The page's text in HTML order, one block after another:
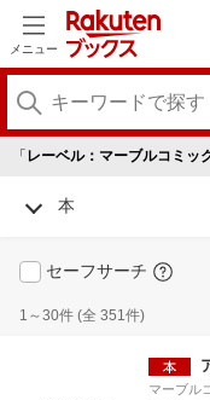
メニュー
「 レーベル：マーブルコミッ
本
セーフサーチ
1～30件 (全 351件)
マーブル